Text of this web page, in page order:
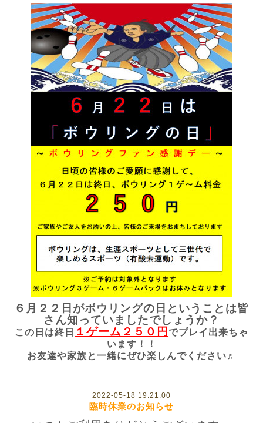
６月２２日がボウリングの日ということは皆
さん知っていましたでしょうか？
この日は終日 １ゲーム ２５０円 でプレイ出来ちゃ
います！！
お友達や家族と一緒にぜひ楽しんでください♬
2022-05-18 19:21:00
臨時休業のお知らせ